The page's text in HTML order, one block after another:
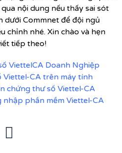
nội dung nếu thấy sai sót
dưới Commnet để đội ngủ
chỉnh nhé. Xin chào và hẹn
tiếp theo!
ViettelCA Doanh Nghiệp
Viettel-CA trên máy tính
chứng thư số Viettel-CA
nhập phần mềm Viettel-CA